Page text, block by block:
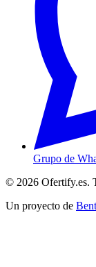
Grupo de
© 2026 Ofertify.es.
Un proyecto de